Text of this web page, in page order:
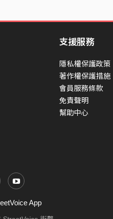
支援服務
隱私權保護政策
著作權保護措施
會員服務條款
免責聲明
幫助中心
App